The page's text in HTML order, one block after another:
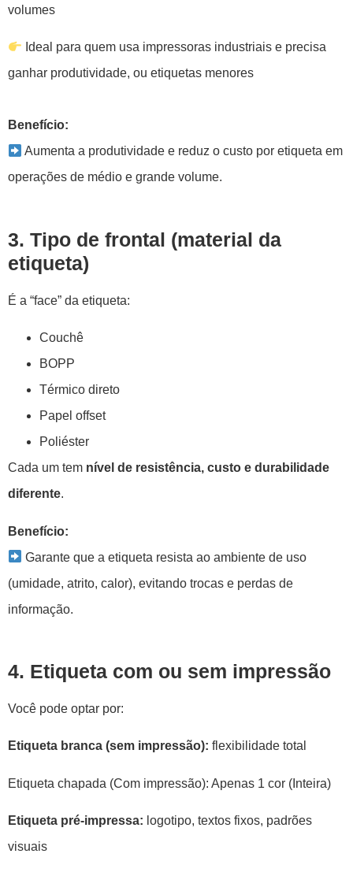
volumes
Ideal para quem usa impressoras industriais e precisa
ganhar produtividade, ou etiquetas menores
Benefício:
Aumenta a produtividade e reduz o custo por etiqueta em
operações de médio e grande volume.
3. Tipo de frontal (material da
etiqueta)
É a “face” da etiqueta:
Couchê
BOPP
Térmico direto
Papel offset
Poliéster
Cada um tem nível de resistência, custo e durabilidade
diferente.
Benefício:
Garante que a etiqueta resista ao ambiente de uso
(umidade, atrito, calor), evitando trocas e perdas de
informação.
4. Etiqueta com ou sem impressão
Você pode optar por:
Etiqueta branca (sem impressão): flexibilidade total
Etiqueta chapada (Com impressão): Apenas 1 cor (Inteira)
Etiqueta pré-impressa: logotipo, textos fixos, padrões
visuais